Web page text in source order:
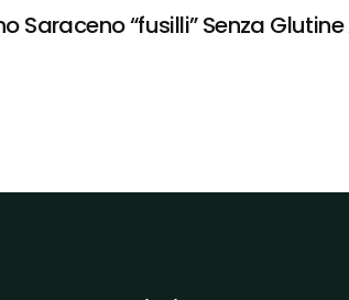
Saraceno “fusilli” Senza